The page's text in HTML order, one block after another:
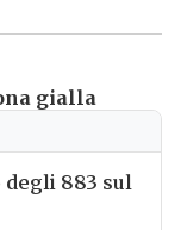
gialla
883 sul